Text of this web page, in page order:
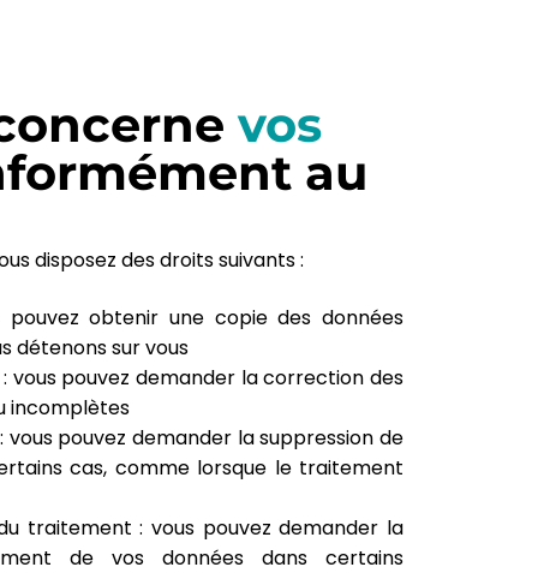
vos
au
disposez des droits suivants :
pouvez obtenir une copie des données
détenons sur vous
vous pouvez demander la correction des
incomplètes
vous pouvez demander la suppression de
cas, comme lorsque le traitement
traitement : vous pouvez demander la
de vos données dans certains